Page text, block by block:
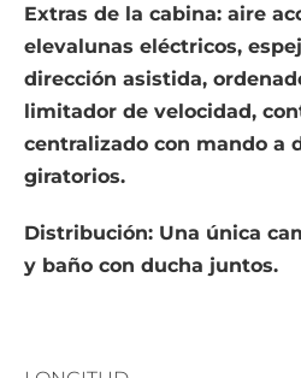
Extras de la cabina: aire
elevalunas eléctricos,
dirección asistida,
limitador de velocidad,
centralizado con mando a
giratorios.
Distribución: Una única
y baño con ducha juntos.